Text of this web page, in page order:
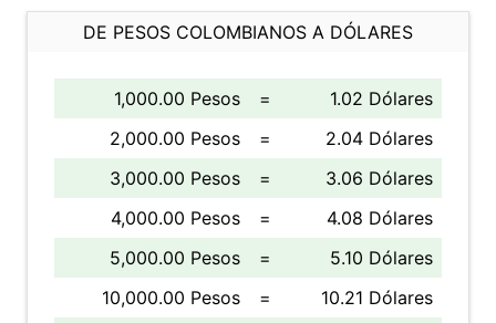
DE PESOS COLOMBIANOS A DÓLARES
1,000.00 Pesos =
1.02 Dólares
2,000.00 Pesos
=
2.04 Dólares
3,000.00 Pesos
=
3.06 Dólares
4,000.00 Pesos
=
4.08 Dólares
5,000.00 Pesos
=
5.10 Dólares
10,000.00 Pesos
=
10.21 Dólares